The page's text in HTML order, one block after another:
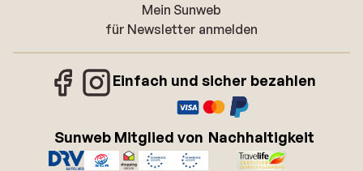
Mein Sunweb
für Newsletter anmelden
Einfach und sicher bezahlen
Sunweb Mitglied von Nachhaltigkeit